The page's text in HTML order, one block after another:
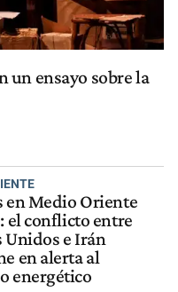
un ensayo sobre la
en Medio Oriente
el conflicto entre
Unidos e Irán
en alerta al
energético